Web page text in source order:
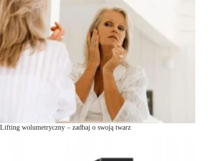
Lifting wolumetryczny – zadbaj o swoją twarz